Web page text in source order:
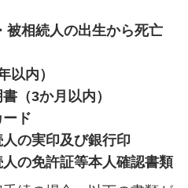
被相続人の出生から死亡
以内）
（3か月以内）
ード
の実印及び銀行印
の免許証等本人確認書類